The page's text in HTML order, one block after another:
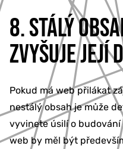
8. STÁLÝ
ZVYŠUJE JEJÍ
Pokud má web přilákat
nestálý obsah je může
vyvinete úsilí o budování
web by měl být